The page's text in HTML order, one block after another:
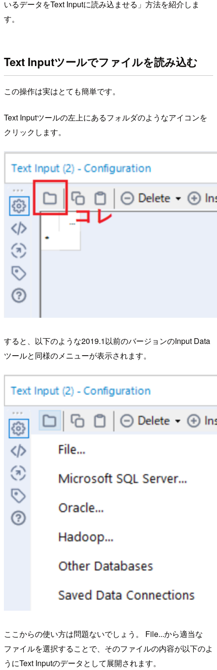
いるデータをText Inputに読み込ませる」方法を紹介しま
す。
Text Inputツールでファイルを読み込む
この操作は実はとても簡単です。
Text Inputツールの左上にあるフォルダのようなアイコンを
クリックします。
すると、以下のような2019.1以前のバージョンのInput Data
ツールと同様のメニューが表示されます。
ここからの使い方は問題ないでしょう。 File...から適当な
ファイルを選択することで、そのファイルの内容が以下のよ
うにText Inputのデータとして展開されます。